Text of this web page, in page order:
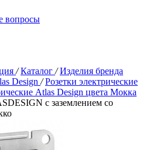
вопросы
/ Каталог / Изделия бренда
Design / Розетки электрические
Atlas Design цвета Мокка
с заземлением со